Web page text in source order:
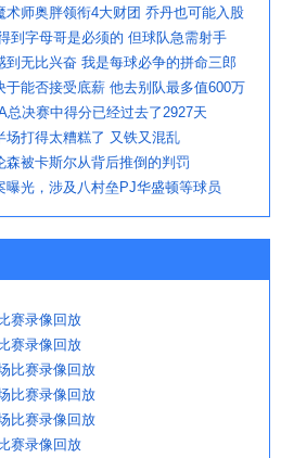
师奥胖领衔4大财团 乔丹也可能入股
到字母哥是必须的 但球队急需射手
无比兴奋 我是每球必争的拼命三郎
能否接受底薪 他去别队最多值600万
决赛中得分已经过去了2927天
场打得太糟糕了 又铁又混乱
被卡斯尔从背后推倒的判罚
光，涉及八村垒PJ华盛顿等球员
赛录像回放
赛录像回放
比赛录像回放
比赛录像回放
比赛录像回放
赛录像回放